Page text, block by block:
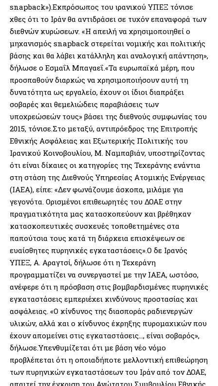
snapback»).Εκπρόσωπος του ιρανικού ΥΠΕΞ τόνισε
χθες ότι το Ιράν θα αντιδράσει σε τυχόν επαναφορά των
διεθνών κυρώσεων. «Η απειλή να χρησιμοποιηθεί ο
μηχανισμός snapback στερείται νομικής και πολιτικής
βάσης και θα λάβει κατάλληλη και αναλογική απάντηση»,
δήλωσε ο Εσμαΐλ Μπαγαεΐ.«Τα ευρωπαϊκά μέρη, που
προσπαθούν διαρκώς να χρησιμοποιήσουν αυτή τη
δυνατότητα ως εργαλείο, έχουν οι ίδιοι διαπράξει
σοβαρές και θεμελιώδεις παραβιάσεις των
υποχρεώσεών τους» βάσει της διεθνούς συμφωνίας του
2015, τόνισε.Στο μεταξύ, αντιπρόεδρος της Επιτροπής
Εθνικής Ασφάλειας και Εξωτερικής Πολιτικής του
Ιρανικού Κοινοβουλίου, Μ. Ναμπαβιάν, υποστηρίζοντας
ότι είναι δίκαιες οι κατηγορίες της Τεχεράνης ενάντια
στη στάση της Διεθνούς Υπηρεσίας Ατομικής Ενέργειας
(ΙΑΕΑ), είπε: «Δεν φωνάζουμε άσκοπα, μιλάμε για
γεγονότα. Ορισμένοι επιθεωρητές του ΔΟΑΕ στην
πραγματικότητα μας κατασκοπεύουν και βρέθηκαν
κατασκοπευτικές συσκευές τοποθετημένες στα
παπούτσια τους κατά τη διάρκεια επισκέψεων σε
ευαίσθητες πυρηνικές εγκαταστάσεις».Ο δε Ιρανός
ΥΠΕΞ, Α. Αραγτσί, δήλωσε ότι η Τεχεράνη
προγραμματίζει να συνεργαστεί με την ΙΑΕΑ, ωστόσο,
ανέφερε ότι η πρόσβαση στις βομβαρδισμένες πυρηνικές
εγκαταστάσεις εμπεριέχει κινδύνους προστασίας και
ασφάλειας. «Ο κίνδυνος της διασποράς ραδιενεργών
υλικών, αλλά και ο κίνδυνος έκρηξης πυρομαχικών που
έχουν απομείνει στις εγκαταστάσεις…, είναι σοβαρός»,
δήλωσε.Υπενθυμίζεται ότι με βάση νέο νόμο
προβλέπεται ότι η οποιαδήποτε μελλοντική επιθεώρηση
των πυρηνικών εγκαταστάσεων του Ιράν από τον ΔΟΑΕ,
απαιτεί την έγκριση του Ανώτατου Συμβουλίου Εθνικής